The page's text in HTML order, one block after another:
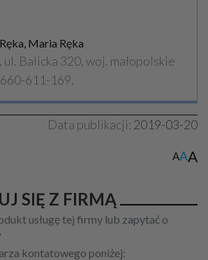
Maria Ręka
Balicka 320, woj. małopolskie
611-169,
Data publikacji: 2019-03-20
AAA
SIĘ Z FIRMĄ
usługę tej firmy lub zapytać o
kontatowego poniżej: